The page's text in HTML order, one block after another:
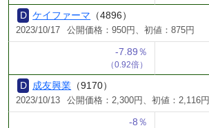
ケイファーマ （4896）
2023/10/17 公開価格：950円、初値：875円
-7.89％
（0.92倍）
成友興業 （9170）
2023/10/13 公開価格：2,300円、初値：2,116円
-8％